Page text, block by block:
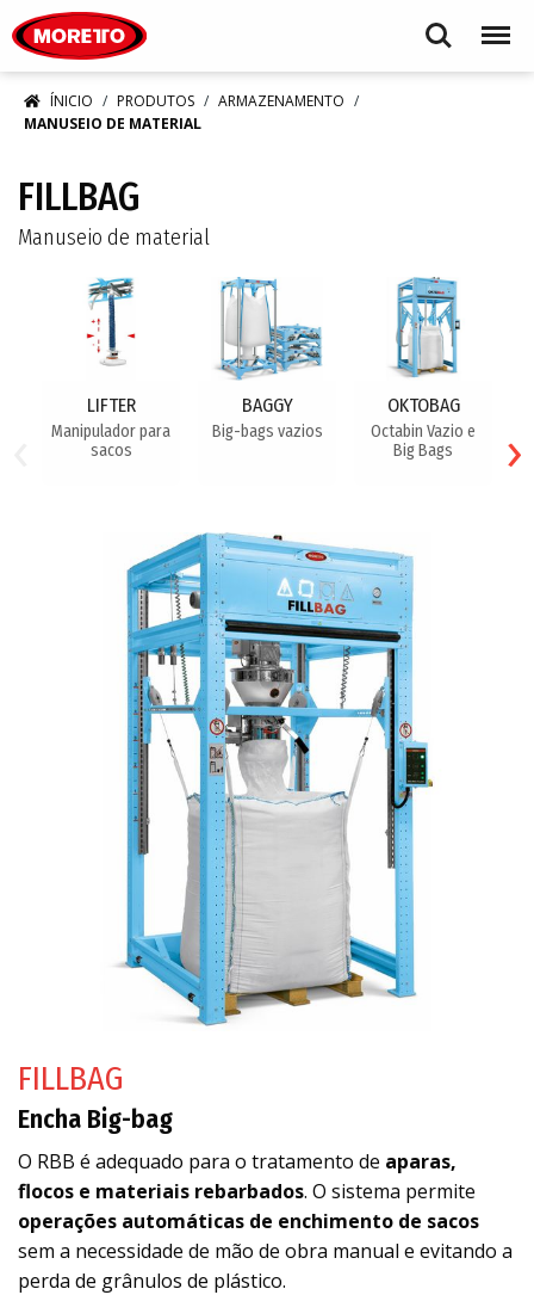
Search Menu
ÍNICIO PRODUTOS
ARMAZENAMENTO
MANUSEIO DE MATERIAL
FILLBAG
Manuseio de material
LIFTER
Manipulador para
sacos
BAGGY
Big-bags vazios
OKTOBAG
Octabin Vazio e
Big Bags
›
FILLBAG
Encha Big-bag
O RBB é adequado para o tratamento de aparas,
flocos e materiais rebarbados. O sistema permite
operações automáticas de enchimento de sacos
sem a necessidade de mão de obra manual e evitando a
perda de grânulos de plástico.